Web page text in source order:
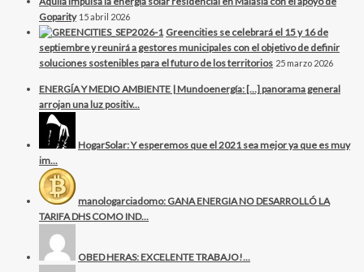
Goparity 15 abril 2026
Greencities se celebrará el 15 y 16 de
septiembre y reunirá a gestores municipales con el objetivo de definir
soluciones sostenibles para el futuro de los territorios 25 marzo 2026
ENERGÍA Y MEDIO AMBIENTE | Mundoenergía: […] panorama general
arrojan una luz positiv...
HogarSolar: Y esperemos que el 2021 sea mejor ya que es muy
im...
manologarciadomo: GANA ENERGIA NO DESARROLLÓ LA
TARIFA DHS COMO IND...
OBED HERAS: EXCELENTE TRABAJO!...